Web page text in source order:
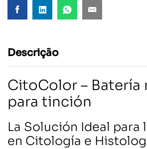
Descrição
CitoColor – Batería
para tinción
La Solución Ideal para
en Citología e